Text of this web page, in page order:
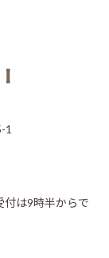
1
は9時半からで